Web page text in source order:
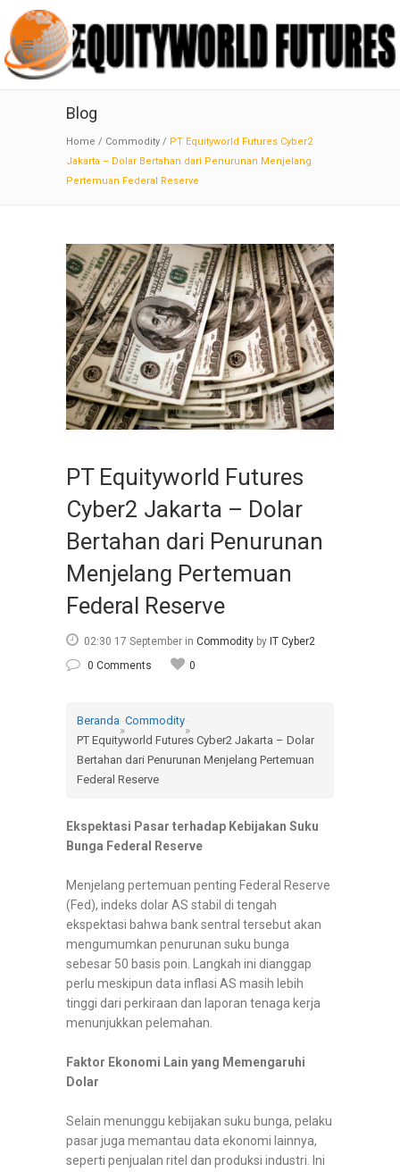
Blog
Home / Commodity / PT Equityworld Futures Cyber2
Jakarta – Dolar Bertahan dari Penurunan Menjelang
Pertemuan Federal Reserve
PT Equityworld Futures
Cyber2 Jakarta – Dolar
Bertahan dari Penurunan
Menjelang Pertemuan
Federal Reserve
02:30 17 September in Commodity by IT Cyber2
0 Comments
0
Beranda
»
Commodity
»
PT Equityworld Futures Cyber2 Jakarta – Dolar
Bertahan dari Penurunan Menjelang Pertemuan
Federal Reserve
Ekspektasi Pasar terhadap Kebijakan Suku
Bunga Federal Reserve
Menjelang pertemuan penting Federal Reserve
(Fed), indeks dolar AS stabil di tengah
ekspektasi bahwa bank sentral tersebut akan
mengumumkan penurunan suku bunga
sebesar 50 basis poin. Langkah ini dianggap
perlu meskipun data inflasi AS masih lebih
tinggi dari perkiraan dan laporan tenaga kerja
menunjukkan pelemahan.
Faktor Ekonomi Lain yang Memengaruhi
Dolar
Selain menunggu kebijakan suku bunga, pelaku
pasar juga memantau data ekonomi lainnya,
seperti penjualan ritel dan produksi industri. Ini